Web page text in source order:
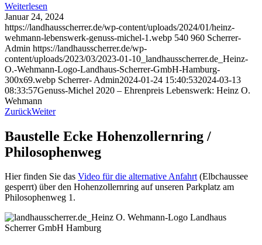
Weiterlesen
Januar 24, 2024
https://landhausscherrer.de/wp-content/uploads/2024/01/heinz-
wehmann-lebenswerk-genuss-michel-1.webp 540 960 Scherrer-
Admin https://landhausscherrer.de/wp-
content/uploads/2023/03/2023-01-10_landhausscherrer.de_Heinz-
O.-Wehmann-Logo-Landhaus-Scherrer-GmbH-Hamburg-
300x69.webp Scherrer- Admin2024-01-24 15:40:532024-03-13
08:33:57Genuss-Michel 2020 – Ehrenpreis Lebenswerk: Heinz O.
Wehmann
ZurückWeiter
Baustelle Ecke Hohenzollernring /
Philosophenweg
Hier finden Sie das Video für die alternative Anfahrt(Elbchaussee
gesperrt) über den Hohenzollernring auf unseren Parkplatz am
Philosophenweg 1.